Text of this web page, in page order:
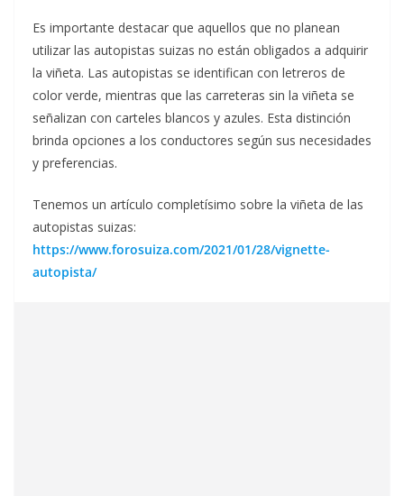
Es importante destacar que aquellos que no planean
utilizar las autopistas suizas no están obligados a adquirir
la viñeta. Las autopistas se identifican con letreros de
color verde, mientras que las carreteras sin la viñeta se
señalizan con carteles blancos y azules. Esta distinción
brinda opciones a los conductores según sus necesidades
y preferencias.
Tenemos un artículo completísimo sobre la viñeta de las
autopistas suizas:
https://www.forosuiza.com/2021/01/28/vignette-
autopista/